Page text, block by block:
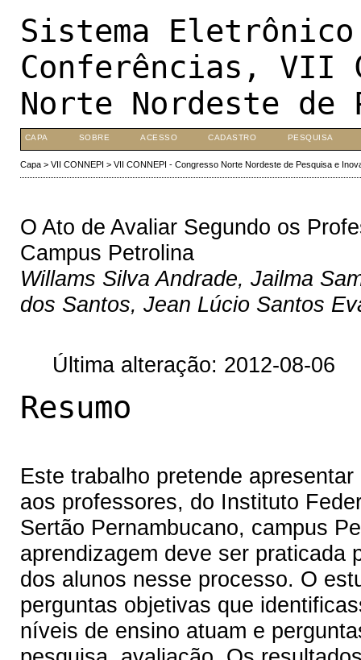
Sistema
Conferências, VII
Norte Nordeste de
CAPA SOBRE ACESSO CADASTRO PESQUISA
Capa> VII CONNEPI > VII CONNEPI - Congresso Norte Nordeste de Pesquisa e
O Ato de Avaliar Segundo os
Campus Petrolina
Willams Silva Andrade, Jailma
dos Santos, Jean Lúcio Santos
Última alteração: 2012-08-06
Resumo
Este trabalho pretende
aos professores, do Instituto
Sertão Pernambucano, campus
aprendizagem deve ser praticada
dos alunos nesse processo. O
perguntas objetivas que
níveis de ensino atuam e